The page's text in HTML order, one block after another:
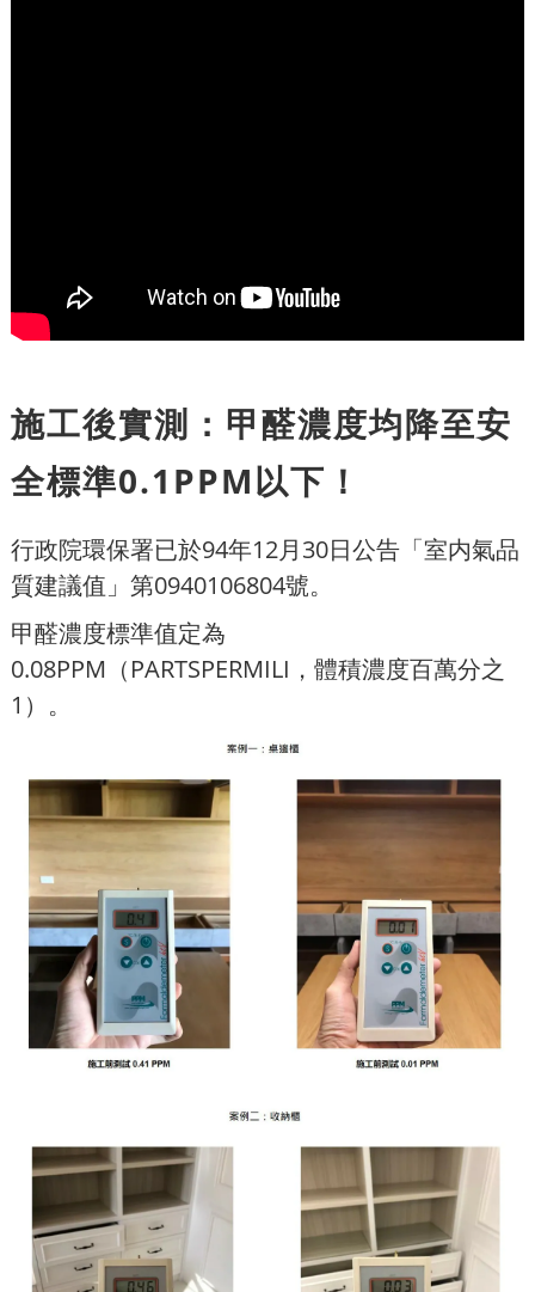
施工後實測：甲醛濃度均降至安
全標準0.1PPM以下！
行政院環保署已於94年12月30日公告「室内氣品
質建議值」第0940106804號。
甲醛濃度標準值定為
0.08PPM（PARTSPERMILI，體積濃度百萬分之
1）。